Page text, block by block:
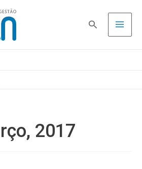
Pesquisa
2017